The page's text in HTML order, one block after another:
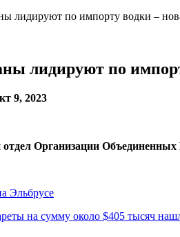
лидируют по импорту водки –
лидируют по
9, 2023
отдел Организации
Эльбрусе
на сумму около $405 тысяч